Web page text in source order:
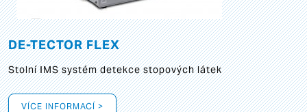
DE-TECTOR FLEX
Stolní IMS systém detekce stopových látek
VÍCE INFORMACÍ >